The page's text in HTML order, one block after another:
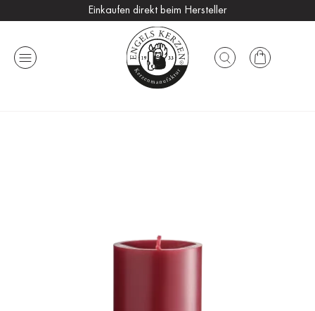
Einkaufen direkt beim Hersteller
Versandkostenfrei ab 25 €
Handmade in Germany